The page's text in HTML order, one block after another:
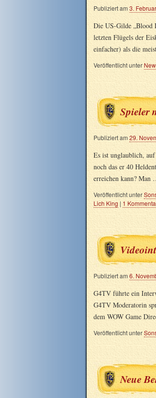
Publiziert am3.
Die US-Gilde „Blood
letzten Flügels der
einfacher) als die
Veröffentlicht unter
Spieler
Publiziert am29.
Es ist unglaublich,
noch das er 40
erreichen kann? Man
Veröffentlicht unter
Lich King | 1
Publiziert am6.
G4TV führte ein
G4TV Moderatorin
dem WOW Game
Veröffentlicht unter
Neue